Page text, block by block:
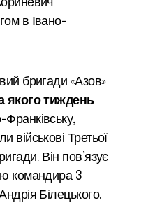
в Івано-
бригади «Азов»
якого тиждень
Франківську,
військові Третьої
Він пов’язує
командира 3
Білецького.